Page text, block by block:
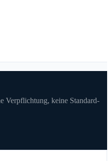
Verpflichtung, keine Standard-